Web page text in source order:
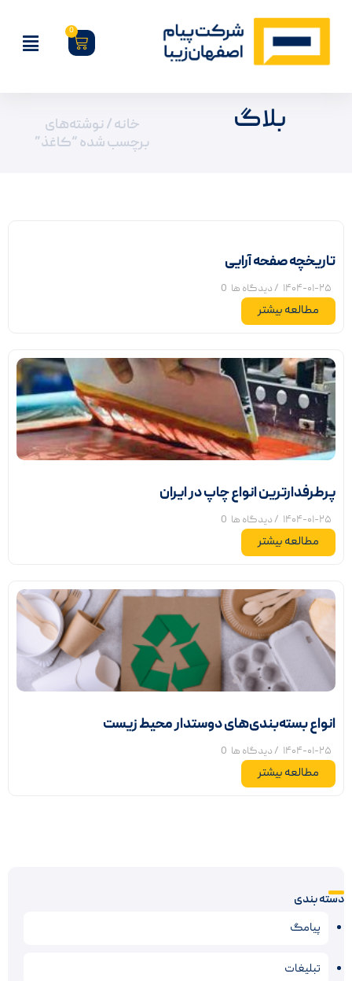
0
بلاگ خانه/ نوشته‌های
برچسب شده “کاغذ”
دسته بندی
پیامگ
تبلیغات
تاریخچه صفحه آرایی
۱۴۰۴-۰۱-۲۵ / دیدگاه ها 0
مطالعه بیشتر
پرطرفدارترین انواع چاپ در ایران
۱۴۰۴-۰۱-۲۵ / دیدگاه ها 0
مطالعه بیشتر
انواع بسته‌بندی‌های دوستدار محیط زیست
۱۴۰۴-۰۱-۲۵ / دیدگاه ها 0
مطالعه بیشتر